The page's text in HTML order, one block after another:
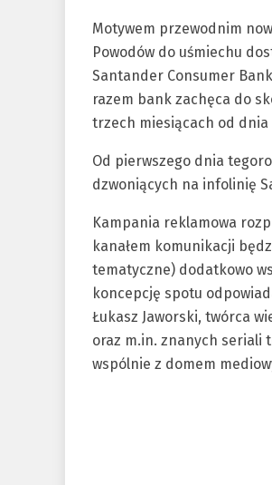
Motywem przewodnim
Powodów do uśmiechu
Santander Consumer
razem bank zachęca do
trzech miesiącach od dnia
Od pierwszego dnia
dzwoniących na infolinię
Kampania reklamowa
kanałem komunikacji
tematyczne) dodatkowo
koncepcję spotu
Łukasz Jaworski, twórca
oraz m.in. znanych seriali
wspólnie z domem